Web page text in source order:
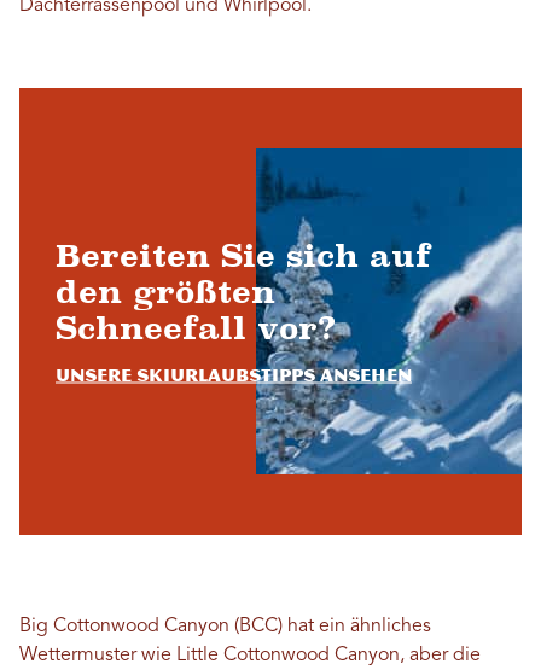
Dachterrassenpool und Whirlpool.
Bereiten Sie sich auf
den größten
Schneefall vor?
Unsere Skiurlaubstipps ansehen
Big Cottonwood Canyon (BCC) hat ein ähnliches
Wettermuster wie Little Cottonwood Canyon, aber die